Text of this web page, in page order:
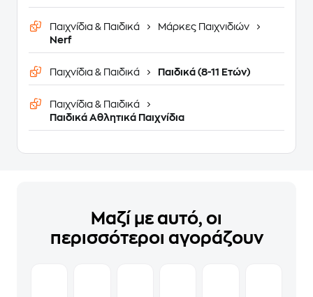
Παιχνίδια & Παιδικά
Μάρκες Παιχνιδιών
Nerf
Παιχνίδια & Παιδικά Παιδικά (8-11 Ετών)
Παιχνίδια & Παιδικά
Παιδικά Αθλητικά Παιχνίδια
Μαζί με αυτό, οι
περισσότεροι αγοράζουν